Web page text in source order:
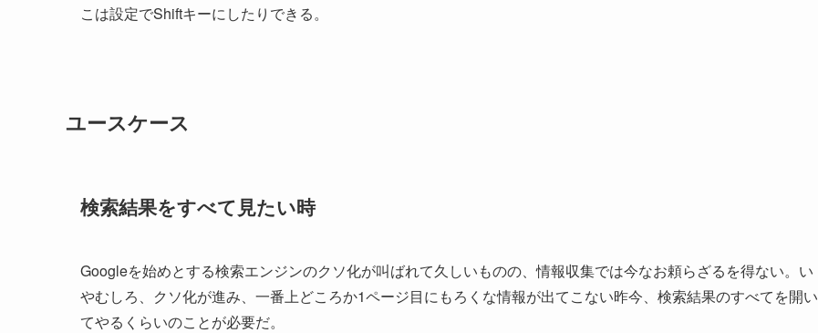
こは設定でShiftキーにしたりできる。
ユースケース
検索結果をすべて見たい時
Googleを始めとする検索エンジンのクソ化が叫ばれて久しいものの、情報収集では今なお頼らざるを得ない。い
やむしろ、クソ化が進み、一番上どころか1ページ目にもろくな情報が出てこない昨今、検索結果のすべてを開い
てやるくらいのことが必要だ。